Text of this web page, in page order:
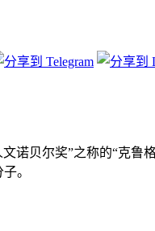
诺贝尔奖”之称的“克鲁
。